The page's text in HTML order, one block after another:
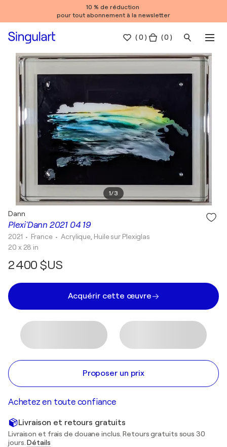
10 % de réduction
pour tout abonnement à la newsletter
(0 ) ( 0 )
1/3
Plexi'Dann 2021 04 19
Dann
2021 • France •Acrylique, Huile sur Plexiglas
20 x 28 in
2 400 $US
Acquérir cette œuvre
Proposer un prix
Achetez en toute confiance
Livraison et retours gratuits
Livraison et frais de douane inclus. Retours gratuits sous 30
jours.Détails